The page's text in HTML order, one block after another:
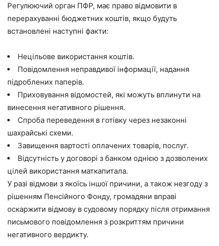
Регулюючий орган ПФР, має право відмовити в
перерахуванні бюджетних коштів, якщо будуть
встановлені наступні факти:
Нецільове використання коштів.
Повідомлення неправдивої інформації, надання
підроблених паперів.
Приховування відомостей, які можуть вплинути на
винесення негативного рішення.
Спроба переведення в готівку через незаконні
шахрайські схеми.
Завищення вартості оплачених товарів, послуг.
Відсутність у договорі з банком однією з дозволених
цілей використання маткапитала.
У разі відмови з якоїсь іншої причини, а також незгоду з
рішенням Пенсійного Фонду, громадяни вправі
оскаржити відмову в судовому порядку після отримання
письмового повідомлення з розкриттям причини
негативного вердикту.